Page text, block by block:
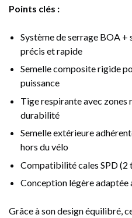
Points clés :
Système de serrage BOA +
précis et rapide
Semelle composite rigide
puissance
Tige respirante avec zones
durabilité
Semelle extérieure
hors du vélo
Compatibilité cales SPD
Conception légère adaptée
Grâce à son design équilibré,